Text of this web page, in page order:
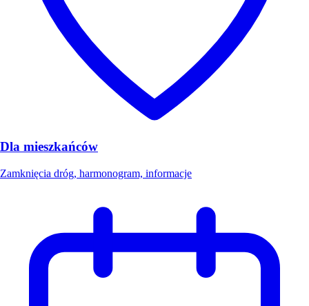
Dla mieszkańców
Zamknięcia dróg, harmonogram, informacje